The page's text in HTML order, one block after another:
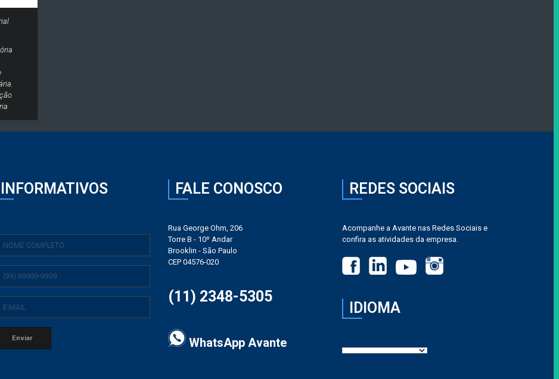
,
INFORMATIVOS FALE CONOSCO
Rua George Ohm, 206
Torre B - 10º Andar
Brooklin - São Paulo
CEP 04576-020
(11) 2348-5305
WhatsApp Avante
REDES SOCIAIS
Acompanhe a Avante nas Redes Sociais e
confira as atividades da empresa.
IDIOMA